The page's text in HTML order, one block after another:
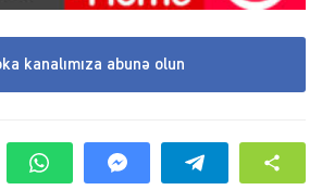
kanalımıza abunə olun